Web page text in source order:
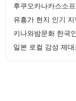
후쿠오카나카스소
유흥가 현지 인기
키나와밤문화 한국
일본 로컬 감성 제